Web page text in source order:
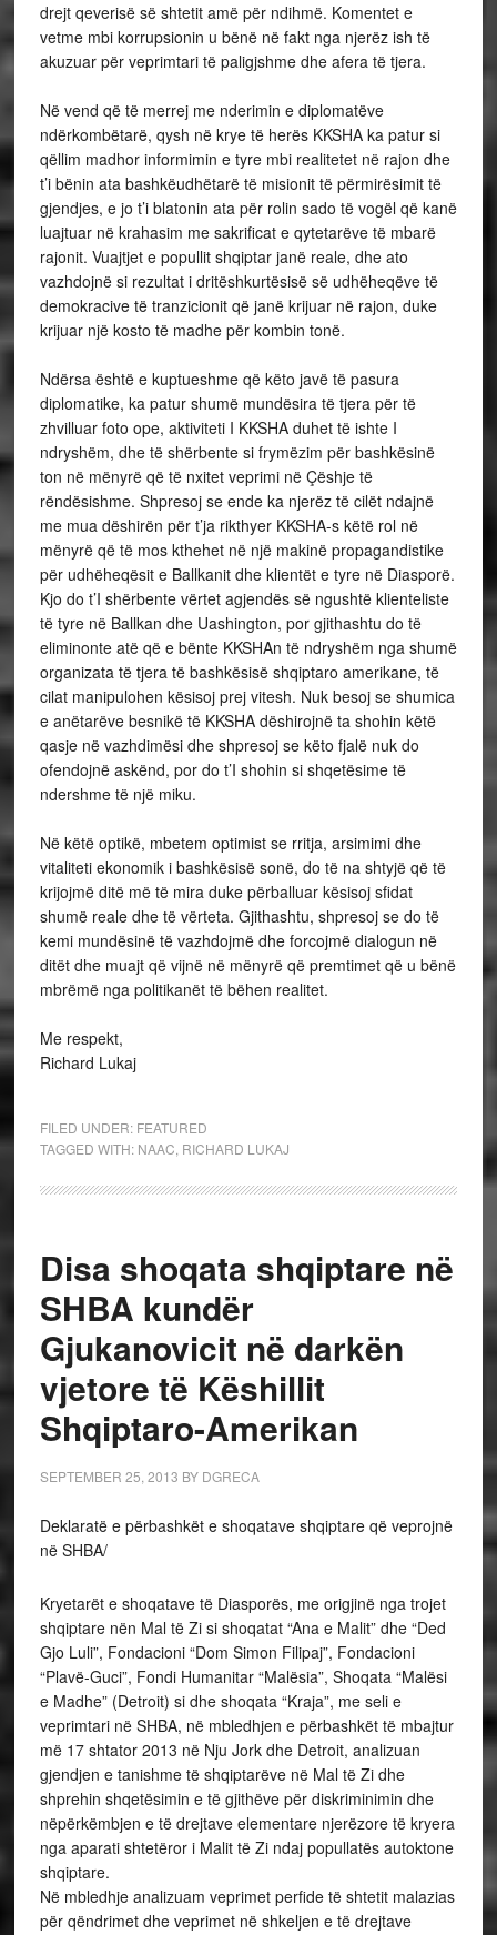
drejt qeverisë së shtetit amë për ndihmë. Komentet e
vetme mbi korrupsionin u bënë në fakt nga njerëz ish të
akuzuar për veprimtari të paligjshme dhe afera të tjera.
Në vend që të merrej me nderimin e diplomatëve
ndërkombëtarë, qysh në krye të herës KKSHA ka patur si
qëllim madhor informimin e tyre mbi realitetet në rajon dhe
t’i bënin ata bashkëudhëtarë të misionit të përmirësimit të
gjendjes, e jo t’i blatonin ata për rolin sado të vogël që kanë
luajtuar në krahasim me sakrificat e qytetarëve të mbarë
rajonit. Vuajtjet e popullit shqiptar janë reale, dhe ato
vazhdojnë si rezultat i dritëshkurtësisë së udhëheqëve të
demokracive të tranzicionit që janë krijuar në rajon, duke
krijuar një kosto të madhe për kombin tonë.
Ndërsa është e kuptueshme që këto javë të pasura
diplomatike, ka patur shumë mundësira të tjera për të
zhvilluar foto ope, aktiviteti I KKSHA duhet të ishte I
ndryshëm, dhe të shërbente si frymëzim për bashkësinë
ton në mënyrë që të nxitet veprimi në Çëshje të
rëndësishme. Shpresoj se ende ka njerëz të cilët ndajnë
me mua dëshirën për t’ja rikthyer KKSHA-s këtë rol në
mënyrë që të mos kthehet në një makinë propagandistike
për udhëheqësit e Ballkanit dhe klientët e tyre në Diasporë.
Kjo do t’I shërbente vërtet agjendës së ngushtë klienteliste
të tyre në Ballkan dhe Uashington, por gjithashtu do të
eliminonte atë që e bënte KKSHAn të ndryshëm nga shumë
organizata të tjera të bashkësisë shqiptaro amerikane, të
cilat manipulohen kësisoj prej vitesh. Nuk besoj se shumica
e anëtarëve besnikë të KKSHA dëshirojnë ta shohin këtë
qasje në vazhdimësi dhe shpresoj se këto fjalë nuk do
ofendojnë askënd, por do t’I shohin si shqetësime të
ndershme të një miku.
Në këtë optikë, mbetem optimist se rritja, arsimimi dhe
vitaliteti ekonomik i bashkësisë sonë, do të na shtyjë që të
krijojmë ditë më të mira duke përballuar kësisoj sfidat
shumë reale dhe të vërteta. Gjithashtu, shpresoj se do të
kemi mundësinë të vazhdojmë dhe forcojmë dialogun në
ditët dhe muajt që vijnë në mënyrë që premtimet që u bënë
mbrëmë nga politikanët të bëhen realitet.
Me respekt,
Richard Lukaj
FILED UNDER: FEATURED
TAGGED WITH: NAAC RICHARD LUKAJ
Disa shoqata shqiptare në
SHBA kundër
Gjukanovicit në darkën
vjetore të Këshillit
Shqiptaro-Amerikan
SEPTEMBER 25, 2013 BY DGRECA
Deklaratë e përbashkët e shoqatave shqiptare që veprojnë
në SHBA/
Kryetarët e shoqatave të Diasporës, me origjinë nga trojet
shqiptare nën Mal të Zi si shoqatat “Ana e Malit” dhe “Ded
Gjo Luli”, Fondacioni “Dom Simon Filipaj”, Fondacioni
“Plavë-Guci”, Fondi Humanitar “Malësia”, Shoqata “Malësi
e Madhe” (Detroit) si dhe shoqata “Kraja”, me seli e
veprimtari në SHBA, në mbledhjen e përbashkët të mbajtur
më 17 shtator 2013 në Nju Jork dhe Detroit, analizuan
gjendjen e tanishme të shqiptarëve në Mal të Zi dhe
shprehin shqetësimin e të gjithëve për diskriminimin dhe
nëpërkëmbjen e të drejtave elementare njerëzore të kryera
nga aparati shtetëror i Malit të Zi ndaj popullatës autoktone
shqiptare.
Në mbledhje analizuam veprimet perfide të shtetit malazias
për qëndrimet dhe veprimet në shkeljen e të drejtave